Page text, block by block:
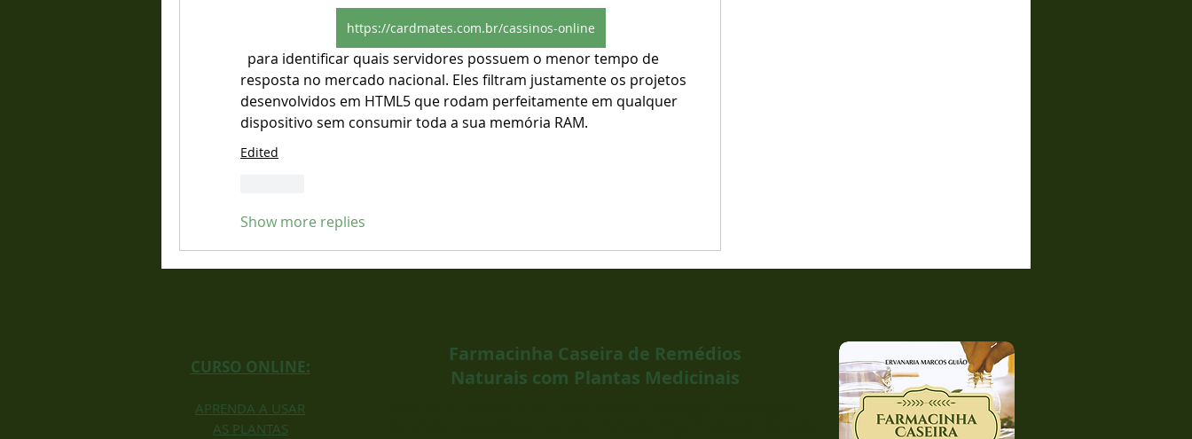
https://cardmates.com.br/cassinos-online
resposta no mercado nacional. Eles filtram justamente os projetos
desenvolvidos em HTML5 que rodam perfeitamente em qualquer
dispositivo sem consumir toda a sua memória RAM.
Edited
Show more replies
CURSO ONLINE:
APRENDA A USAR
AS PLANTAS
Farmacinha Caseira de Remédios
Naturais com Plantas Medicinais